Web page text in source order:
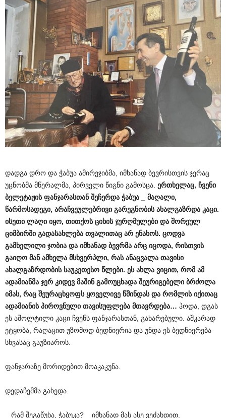
დადგა დრო და ჭაბუა ამირეჯიბმა, იმხანად ბევრისთვის ჯერაც
უცნობმა მწერალმა, პირველი წიგნი გამოსცა. ერთხელაც, ჩვენი
ბელეტაჟის ფანჯარასთან შეჩერდა ჭაბუა მაღალი,
წარმოსადეგი, არაჩვეულებრივი გარეგნობის ახალგაზრდა კაცი.
ისეთი ლაღი იყო, თითქოს ციხის ჯურღმულები და შორეულ
ციმბირში გადასახლება თვალითაც არ ენახოს. ცოდვა
გამხელილი ჯობია და იმხანად ბევრმა არც იცოდა, რისთვის
გაიღო მან ამხელა მსხვერპლი, რას ანაცვალა თავისი
ახალგაზრდობის საუკეთესო წლები. ეს ახლა ვიცით, რომ ამ
ადამიანმა ჯერ კიდევ მაშინ გამოუცხადა შეურიგებელი ბრძოლა
იმას, რაც შეურაცხყოფს ყოველივე წმინდას და რომლის იქითაც
ადამიანის პიროვნული თავისუფლება მთავრდება… ჰოდა, დგას
ეს აშოლტილი კაცი ჩვენს ფანჯარასთან, გახარებული. აშკარად
ეტყობა, რაღაცით უზომოდ ბედნიერია და უნდა ეს ბედნიერება
სხვასაც გაუზიაროს.
ფანჯარაზე მორიდებით მოაკაკუნა.
დედაჩემმა გახედა.
_ რამ შეგაწუხა, ჭაბუკა? _ იმხანად მას ასე ვეძახდით.